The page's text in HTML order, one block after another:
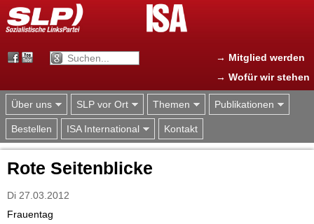
Jump to navigation
→ Mitglied werden
→ Wofür wir stehen
Über uns SLP vor Ort Themen Publikationen
Bestellen ISA International Kontakt
Rote Seitenblicke
Di 27.03.2012
Frauentag